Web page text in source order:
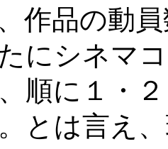
作品の動
にシネマ
順に１・
とは言え